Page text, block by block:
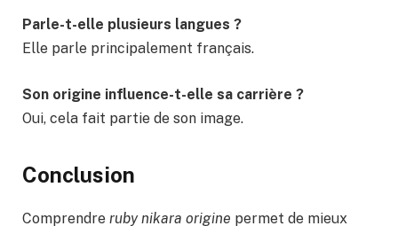
Parle-t-elle plusieurs langues ?
Elle parle principalement français.
Son origine influence-t-elle sa carrière ?
Oui, cela fait partie de son image.
Conclusion
Comprendre ruby nikara origine permet de mieux